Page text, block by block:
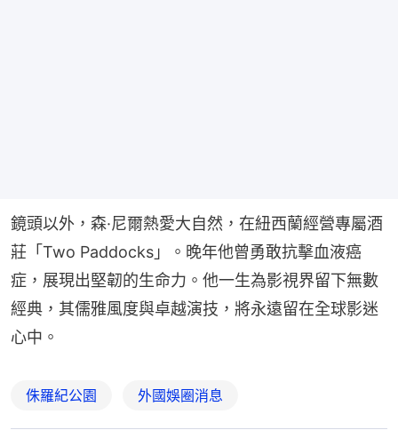
鏡頭以外，森·尼爾熱愛大自然，在紐西蘭經營專屬酒
莊「Two Paddocks」。晚年他曾勇敢抗擊血液癌
症，展現出堅韌的生命力。他一生為影視界留下無數
經典，其儒雅風度與卓越演技，將永遠留在全球影迷
心中。
侏羅紀公園 外國娛圈消息